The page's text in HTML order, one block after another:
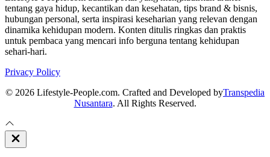
tentang gaya hidup, kecantikan dan kesehatan, tips brand & bisnis,
hubungan personal, serta inspirasi keseharian yang relevan dengan
dinamika kehidupan modern. Konten ditulis ringkas dan praktis
untuk pembaca yang mencari info berguna tentang kehidupan
sehari-hari.
Privacy Policy
© 2026 Lifestyle-People.com. Crafted and Developed byTranspedia
Nusantara. All Rights Reserved.
Close
Off